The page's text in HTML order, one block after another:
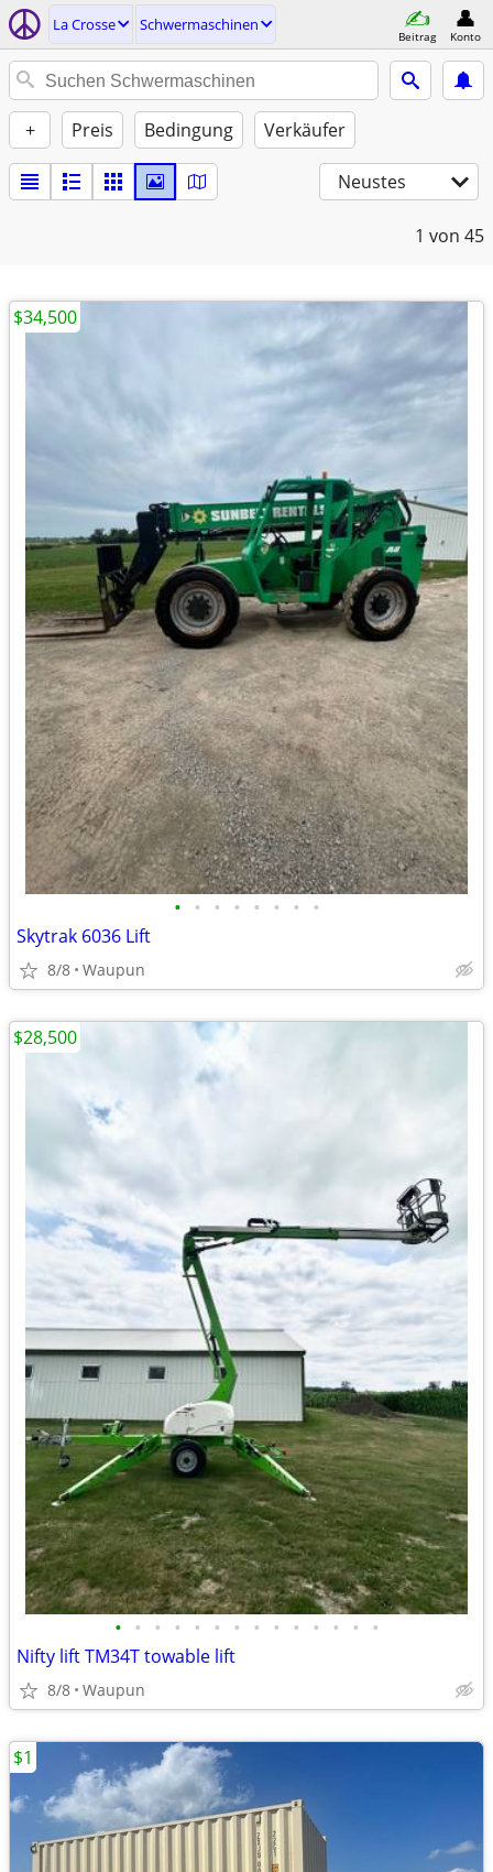
La Crosse Schwermaschinen
Beitrag Konto
+ Preis Bedingung Verkäufer
Neustes
1 von 45
• • • • • • • •
Skytrak 6036 Lift
8/8 Waupun
$34,500
• • • • • • • • • • • • • •
Nifty lift TM34T towable lift
8/8 Waupun
$28,500
$1